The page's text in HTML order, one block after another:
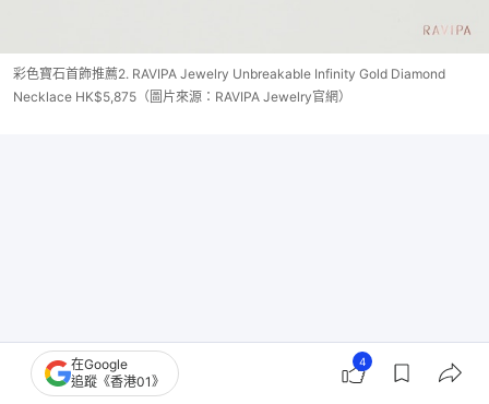
彩色寶石首飾推薦2. RAVIPA Jewelry Unbreakable Infinity Gold Diamond
Necklace HK$5,875（圖片來源：RAVIPA Jewelry官網）
在Google
追蹤《香港01》
4